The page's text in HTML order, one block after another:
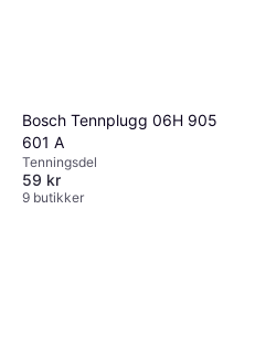
Bosch Tennplugg 06H 905
601 A
Tenningsdel
59 kr
9 butikker